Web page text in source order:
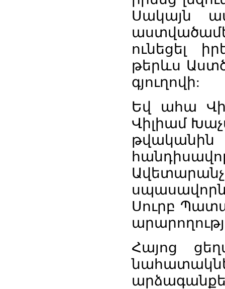
Սակայն
ունեցել
թերևս
գյուղովի:
Եվ
ահա
Վիլիամ
թվականին
Սուրբ
Հայոց